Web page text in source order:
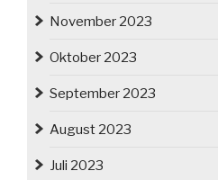
November 2023
Oktober 2023
September 2023
August 2023
Juli 2023